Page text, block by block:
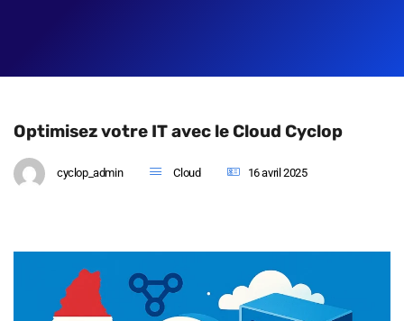
Optimisez votre IT avec le Cloud Cyclop
cyclop_admin Cloud 16 avril 2025